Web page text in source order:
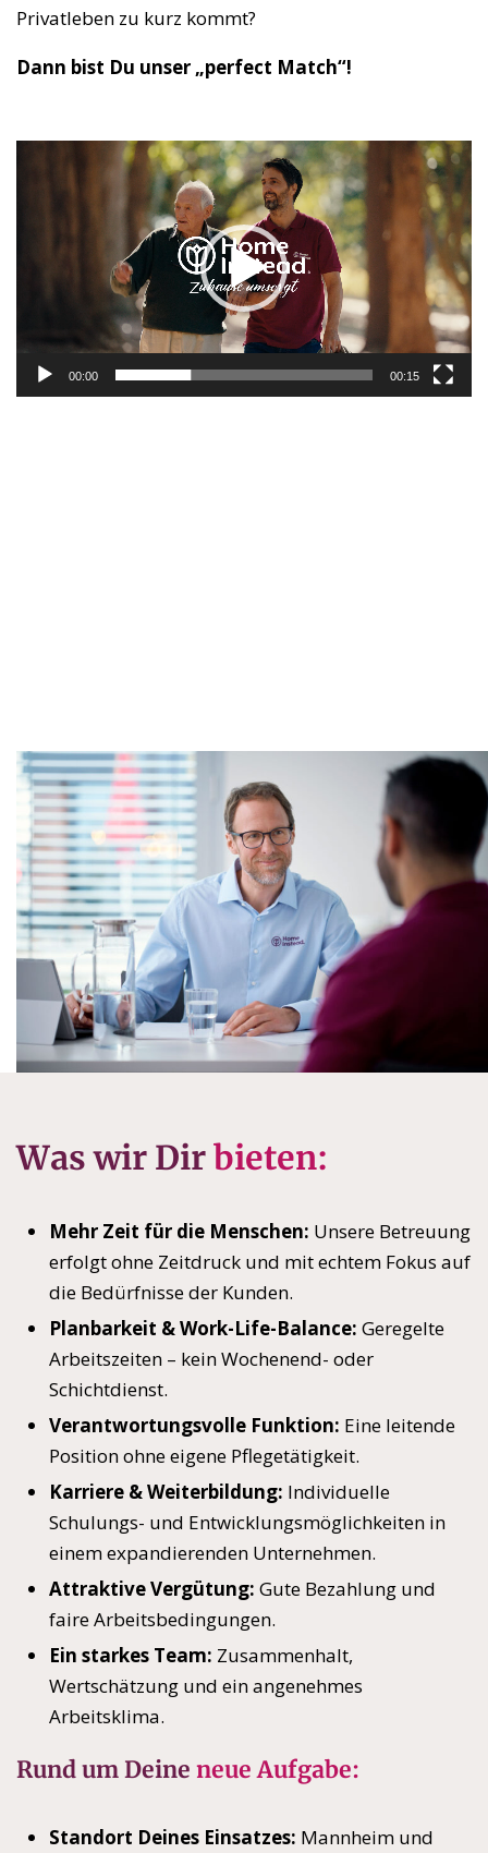
Privatleben zu kurz kommt?
Dann bist Du unser „perfect Match“!
Video-
Player
00:00 00:15
Was wir Dirbieten:
Mehr Zeit für die Menschen: Unsere Betreuung
erfolgt ohne Zeitdruck und mit echtem Fokus auf
die Bedürfnisse der Kunden.
Planbarkeit & Work-Life-Balance: Geregelte
Arbeitszeiten – kein Wochenend- oder
Schichtdienst.
Verantwortungsvolle Funktion: Eine leitende
Position ohne eigene Pflegetätigkeit.
Karriere & Weiterbildung: Individuelle
Schulungs- und Entwicklungsmöglichkeiten in
einem expandierenden Unternehmen.
Attraktive Vergütung: Gute Bezahlung und
faire Arbeitsbedingungen.
Ein starkes Team: Zusammenhalt,
Wertschätzung und ein angenehmes
Arbeitsklima.
Rund um Deine neue Aufgabe:
Standort Deines Einsatzes: Mannheim und